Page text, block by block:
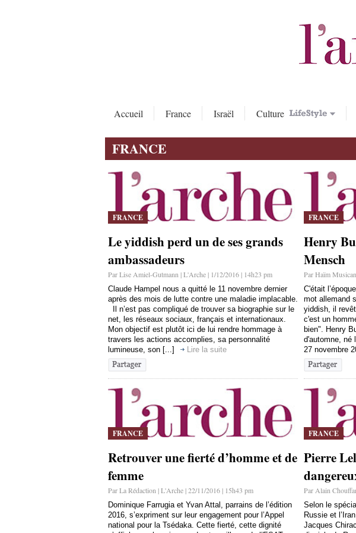
Accueil France Israël Culture
FRANCE
FRANCE
Le yiddish perd un de ses grands
ambassadeurs
Par Lise Amiel-Gutmann | L'Arche | 1/12/2016 | 14h23 pm
Claude Hampel nous a quitté le 11 novembre dernier
après des mois de lutte contre une maladie implacable.
Il n’est pas compliqué de trouver sa biographie sur le
net, les réseaux sociaux, français et internationaux.
Mon objectif est plutôt ici de lui rendre hommage à
travers les actions accomplies, sa personnalité
lumineuse, son [...]
Lire la suite
FRANCE
Henry
Mensch
Par Haïm
C'était
mot allemand
yiddish, il
c'est un
bien". Henry
d'automne, né
27 novembre
FRANCE
Retrouver une fierté d’homme et de
femme
Par La Rédaction | L'Arche | 22/11/2016 | 15h43 pm
Dominique Farrugia et Yvan Attal, parrains de l’édition
2016, s’expriment sur leur engagement pour l’Appel
national pour la Tsédaka. Cette fierté, cette dignité
FRANCE
Pierre
Par Alain
Selon le
Russie et
Jacques